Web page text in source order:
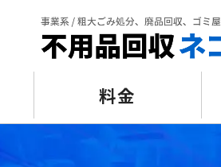
料金